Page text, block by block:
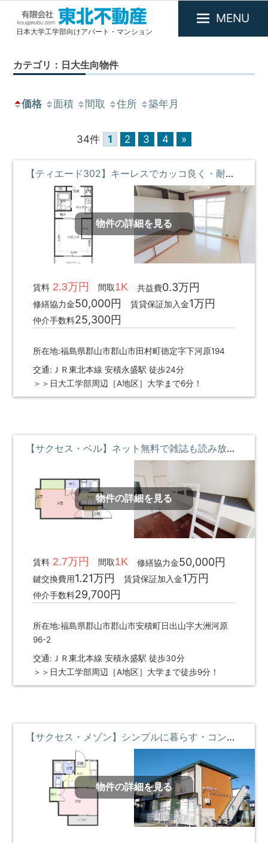
有
会
東
産
日本大学工学部向けアパート・マンション
MENU
カテゴリ：日大生向物件
価格 面積 間取 住所 築年月
34件 1 2 3 4 »
【ティエード302】キーレスでカッコ良く・耐震耐火で安心・断熱効果でいつでも快適な部屋 ③階 **即入居募集中**
物件の詳細を見る
賃料2.3万円 間取1K 共益費0.3万円
修繕協力金50,000円 賃貸保証加入金1万円
仲介手数料25,300円
所在地:福島県郡山市郡山市田村町徳定字下河原194
交通:ＪＲ東北本線 安積永盛駅 徒歩24分
＞＞日大工学部周辺［A地区］大学まで6分！
【サクセス・ベル】ネット無料で雑誌も読み放題♪ロフトベッド付 ①階 **即入居募集中**
物件の詳細を見る
賃料2.7万円 間取1K 修繕協力金50,000円
鍵交換費用1.21万円 賃貸保証加入金1万円
仲介手数料29,700円
所在地:福島県郡山市郡山市安積町日出山字大洲河原
96-2
交通:ＪＲ東北本線 安積永盛駅 徒歩30分
＞＞日大工学部周辺［A地区］大学まで徒歩9分！
【サクセス・メゾン】シンプルに暮らす・コンビニとスーパーの近くに暮らす ②階 **即入居募集中**
物件の詳細を見る